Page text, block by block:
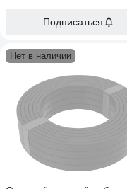
Подписаться
Нет в наличии